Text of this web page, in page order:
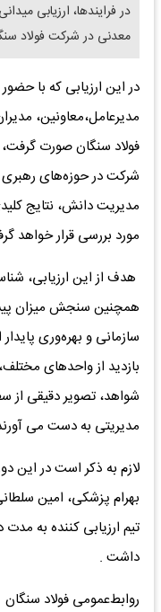
در فرایندها، ارزیابی
معدنی در شرکت فولاد
در این ارزیابی که با
مدیرعامل،معاونین،
فولاد سنگان صورت گرفت،
شرکت در حوزه‌های رهبری
مدیریت دانش، نتایج
مورد بررسی قرار خواهد
هدف از این ارزیابی،
همچنین سنجش میزان
سازمانی و بهره‌وری
بازدید از واحدهای
شواهد، تصویر دقیقی از
مدیریتی به دست می
لازم به ذکر است در این
بهرام پزشکی، امین
تیم ارزیابی کننده به
داشت .
روابط‌عمومی فولاد سنگان